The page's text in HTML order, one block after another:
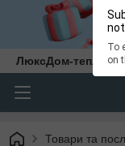
To
on
ЛюксДом-тепло та
Товари та